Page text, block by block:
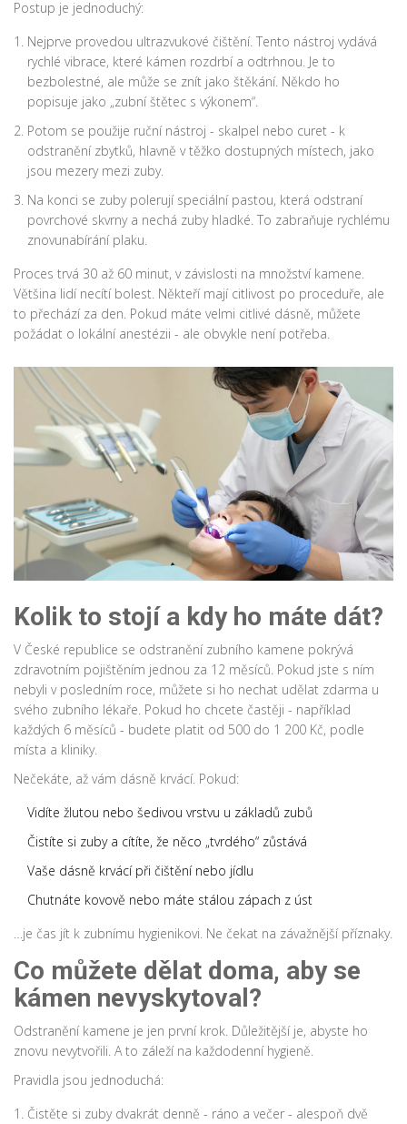
Postup je jednoduchý:
Nejprve provedou ultrazvukové čištění. Tento nástroj vydává
rychlé vibrace, které kámen rozdrbí a odtrhnou. Je to
bezbolestné, ale může se znít jako štěkání. Někdo ho
popisuje jako „zubní štětec s výkonem“.
Potom se použije ruční nástroj - skalpel nebo curet - k
odstranění zbytků, hlavně v těžko dostupných místech, jako
jsou mezery mezi zuby.
Na konci se zuby polerují speciální pastou, která odstraní
povrchové skvrny a nechá zuby hladké. To zabraňuje rychlému
znovunabírání plaku.
Proces trvá 30 až 60 minut, v závislosti na množství kamene.
Většina lidí necítí bolest. Někteří mají citlivost po proceduře, ale
to přechází za den. Pokud máte velmi citlivé dásně, můžete
požádat o lokální anestézii - ale obvykle není potřeba.
Kolik to stojí a kdy ho máte dát?
V České republice se odstranění zubního kamene pokrývá
zdravotním pojištěním jednou za 12 měsíců. Pokud jste s ním
nebyli v posledním roce, můžete si ho nechat udělat zdarma u
svého zubního lékaře. Pokud ho chcete častěji - například
každých 6 měsíců - budete platit od 500 do 1 200 Kč, podle
místa a kliniky.
Nečekáte, až vám dásně krvácí. Pokud:
Vidíte žlutou nebo šedivou vrstvu u základů zubů
Čistíte si zuby a cítíte, že něco „tvrdého“ zůstává
Vaše dásně krvácí při čištění nebo jídlu
Chutnáte kovově nebo máte stálou zápach z úst
…je čas jít k zubnímu hygienikovi. Ne čekat na závažnější příznaky.
Co můžete dělat doma, aby se
kámen nevyskytoval?
Odstranění kamene je jen první krok. Důležitější je, abyste ho
znovu nevytvořili. A to záleží na každodenní hygieně.
Pravidla jsou jednoduchá:
Čistěte si zuby dvakrát denně - ráno a večer - alespoň dvě